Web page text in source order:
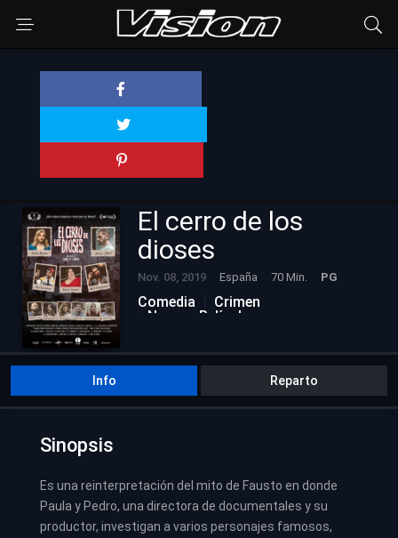
El cerro de los
dioses
Nov. 08, 2019 España 70 Min. PG
Comedia
Crimen
Nuevas Películas
Info Reparto
Sinopsis
Es una reinterpretación del mito de Fausto en donde
Paula y Pedro, una directora de documentales y su
productor, investigan a varios personajes famosos,